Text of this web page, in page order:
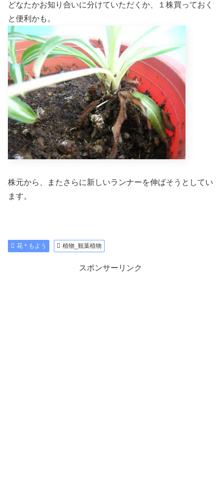
どなたかお知り合いに分けていただくか、１株買っておく
と便利かも。
株元から、またさらに新しいランナーを伸ばそうとしてい
ます。
花＊もよう 植物_観葉植物
スポンサーリンク